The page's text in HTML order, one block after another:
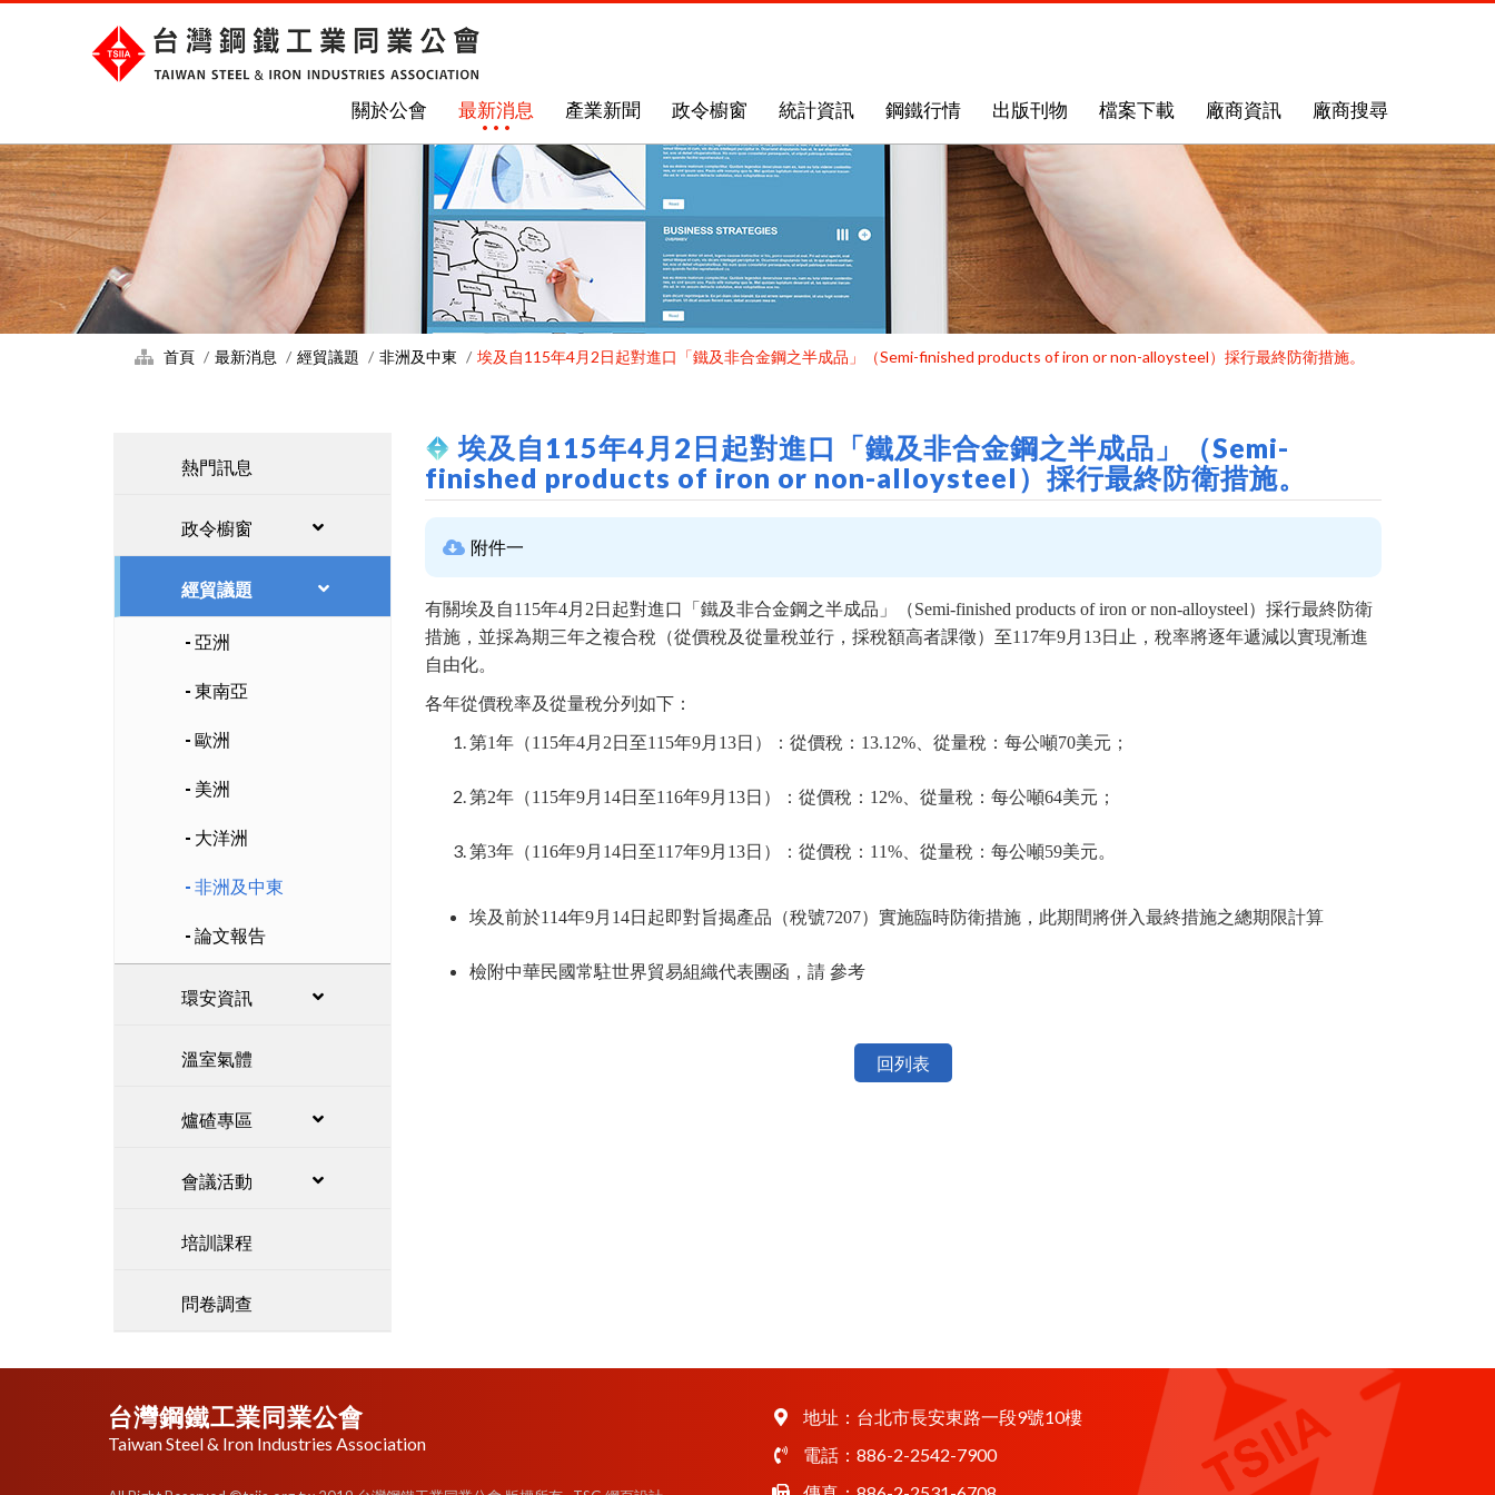
關於公會 最新消息 產業新聞 政令櫥窗 統計資訊 鋼鐵行情 出版刊物 檔案下載 廠商資訊 廠商搜尋
首頁 最新消息 經貿議題 非洲及中東 埃及自115年4月2日起對進口「鐵及非合金鋼之半成品」（Semi-finished products of iron or non-alloysteel）採行最終防衛措施。
熱門訊息
政令櫥窗
經貿議題
亞洲
東南亞
歐洲
美洲
大洋洲
非洲及中東
論文報告
環安資訊
溫室氣體
爐碴專區
會議活動
培訓課程
問卷調查
埃及自115年4月2日起對進口「鐵及非合金鋼之半成品」（Semi-
finished products of iron or non-alloysteel）採行最終防衛措施。
附件一
有關埃及自115年4月2日起對進口「鐵及非合金鋼之半成品」（Semi-finished products of iron or non-alloysteel）採行最終防衛
措施，並採為期三年之複合稅（從價稅及從量稅並行，採稅額高者課徵）至117年9月13日止，稅率將逐年遞減以實現漸進
自由化。
各年從價稅率及從量稅分列如下：
第1年（115年4月2日至115年9月13日）：從價稅：13.12%、從量稅：每公噸70美元；
第2年（115年9月14日至116年9月13日）：從價稅：12%、從量稅：每公噸64美元；
第3年（116年9月14日至117年9月13日）：從價稅：11%、從量稅：每公噸59美元。
埃及前於114年9月14日起即對旨揭產品（稅號7207）實施臨時防衛措施，此期間將併入最終措施之總期限計算
檢附中華民國常駐世界貿易組織代表團函，請 參考
回列表
台灣鋼鐵工業同業公會
Taiwan Steel & Iron Industries Association
地址： 台北市長安東路一段9號10樓
電話： 886-2-2542-7900